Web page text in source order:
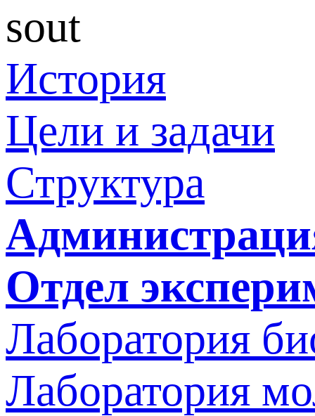
sout
История
Цели и задачи
Структура
Отдел
Лаборатория
Лаборатория